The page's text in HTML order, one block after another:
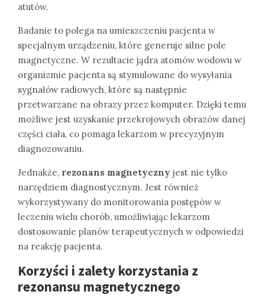
atutów.
Badanie to polega na umieszczeniu pacjenta w
specjalnym urządzeniu, które generuje silne pole
magnetyczne. W rezultacie jądra atomów wodowu w
organizmie pacjenta są stymulowane do wysyłania
sygnałów radiowych, które są następnie
przetwarzane na obrazy przez komputer. Dzięki temu
możliwe jest uzyskanie przekrojowych obrazów danej
części ciała, co pomaga lekarzom w precyzyjnym
diagnozowaniu.
Jednakże, rezonans magnetyczny jest nie tylko
narzędziem diagnostycznym. Jest również
wykorzystywany do monitorowania postępów w
leczeniu wielu chorób, umożliwiając lekarzom
dostosowanie planów terapeutycznych w odpowiedzi
na reakcję pacjenta.
Korzyści i zalety korzystania z
rezonansu magnetycznego